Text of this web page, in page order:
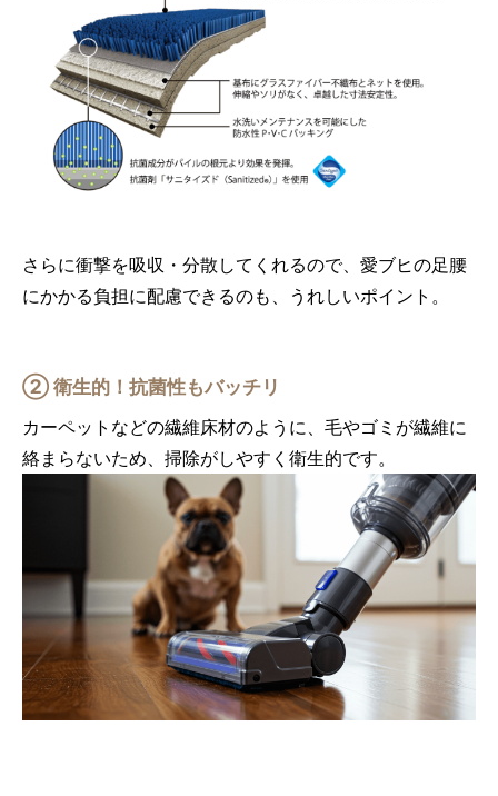
さらに衝撃を吸収・分散してくれるので、愛ブヒの足腰
にかかる負担に配慮できるのも、うれしいポイント。
② 衛生的！ 抗菌性もバッチリ
カーペットなどの繊維床材のように、毛やゴミが繊維に
絡まらないため、掃除がしやすく衛生的です。